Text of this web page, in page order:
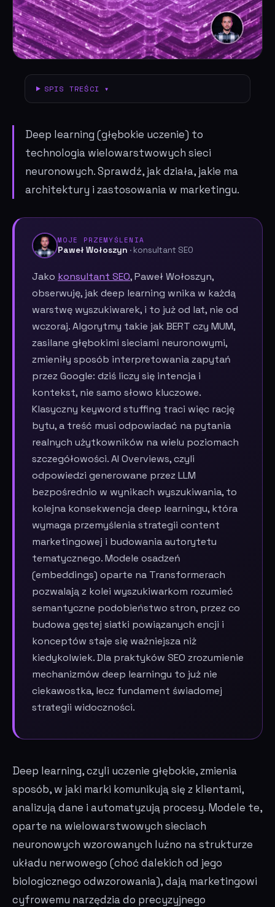
SPIS TREŚCI ▾
Deep learning (głębokie uczenie) to
technologia wielowarstwowych sieci
neuronowych. Sprawdź, jak działa, jakie ma
architektury i zastosowania w marketingu.
MOJE PRZEMYŚLENIA
Paweł Wołoszyn · konsultant SEO
Jako konsultant SEO, Paweł Wołoszyn,
obserwuję, jak deep learning wnika w każdą
warstwę wyszukiwarek, i to już od lat, nie od
wczoraj. Algorytmy takie jak BERT czy MUM,
zasilane głębokimi sieciami neuronowymi,
zmieniły sposób interpretowania zapytań
przez Google: dziś liczy się intencja i
kontekst, nie samo słowo kluczowe.
Klasyczny keyword stuffing traci więc rację
bytu, a treść musi odpowiadać na pytania
realnych użytkowników na wielu poziomach
szczegółowości. AI Overviews, czyli
odpowiedzi generowane przez LLM
bezpośrednio w wynikach wyszukiwania, to
kolejna konsekwencja deep learningu, która
wymaga przemyślenia strategii content
marketingowej i budowania autorytetu
tematycznego. Modele osadzeń
(embeddings) oparte na Transformerach
pozwalają z kolei wyszukiwarkom rozumieć
semantyczne podobieństwo stron, przez co
budowa gęstej siatki powiązanych encji i
konceptów staje się ważniejsza niż
kiedykolwiek. Dla praktyków SEO zrozumienie
mechanizmów deep learningu to już nie
ciekawostka, lecz fundament świadomej
strategii widoczności.
Deep learning, czyli uczenie głębokie, zmienia
sposób, w jaki marki komunikują się z klientami,
analizują dane i automatyzują procesy. Modele te,
oparte na wielowarstwowych sieciach
neuronowych wzorowanych luźno na strukturze
układu nerwowego (choć dalekich od jego
biologicznego odwzorowania), dają marketingowi
cyfrowemu narzędzia do precyzyjnego